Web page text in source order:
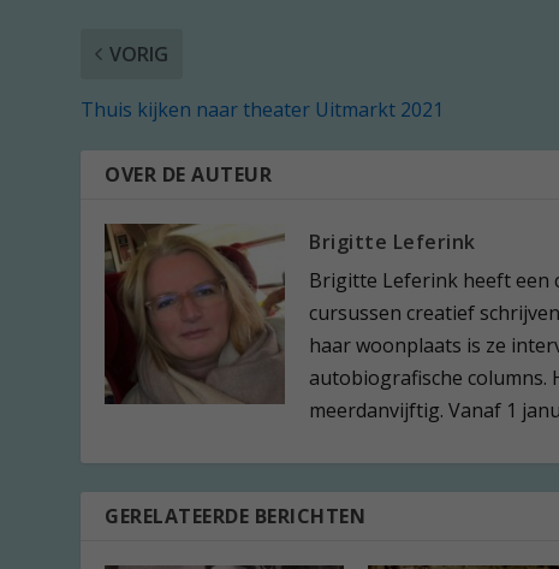
VORIG
Thuis kijken naar theater Uitmarkt 2021
OVER DE AUTEUR
Brigitte Leferink
Brigitte Leferink heeft een
cursussen creatief
haar woonplaats is ze
autobiografische columns.
meerdanvijftig. Vanaf 1
GERELATEERDE BERICHTEN